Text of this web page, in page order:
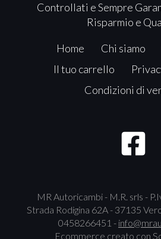
Controllati e Sempre
Risparmio e
Home Chi siamo
Il tuo carrello
Condizioni di
MR Autoricambi - M.R. srls -
Strada Rodigina 62A - 37135
0458266451 -
Ecommerce creato con